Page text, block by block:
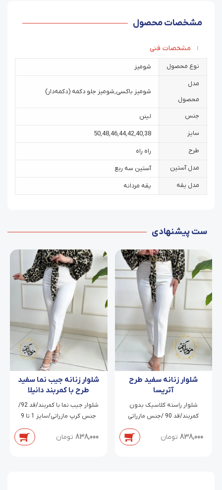
مشخصات محصول
مشخصات فنی
نوع محصول شومیز
مدل
محصول
شومیز باکسی,شومیز جلو دکمه (دکمه‌دار)
جنس لینن
سایز 38
,
40
,
42
,
44
,
46
,
48
,
50
طرح راه راه
مدل آستین آستین سه ربع
مدل یقه یقه مردانه
ست پیشنهادی
شلوار زنانه سفید طرح
آتریسا
شلوار راسته کلاسیک بدون
کمربند/قد 90 /جنس مازراتی
838,000 تومان
شلوار زنانه جیب نما سفید
طرح با کمربند دانیلا
شلوار جیب نما با کمربند/قد 92/
جنس کرپ مازراتی/سایز 1 تا 9
838,000 تومان